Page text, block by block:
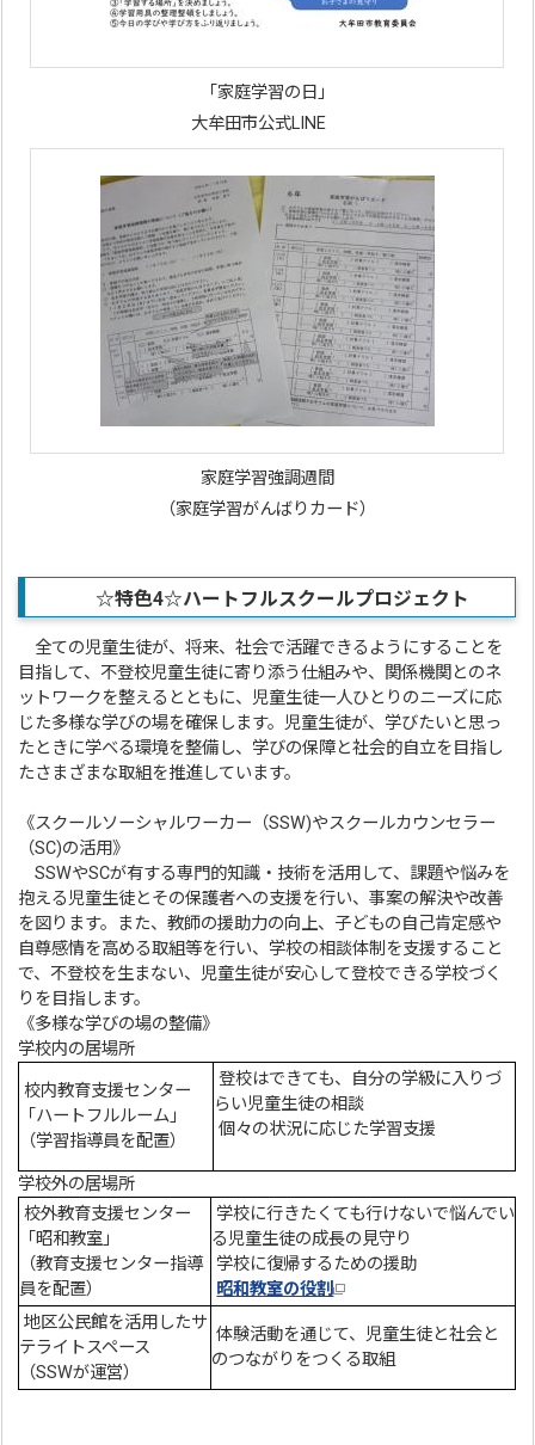
「家庭学習の日」
大牟田市公式LINE
家庭学習強調週間
（家庭学習がんばりカード）
☆特色4☆ハートフルスクールプロジェクト
全ての児童生徒が、将来、社会で活躍できるようにすることを
目指して、不登校児童生徒に寄り添う仕組みや、関係機関とのネ
ットワークを整えるとともに、児童生徒一人ひとりのニーズに応
じた多様な学びの場を確保します。児童生徒が、学びたいと思っ
たときに学べる環境を整備し、学びの保障と社会的自立を目指し
たさまざまな取組を推進しています。
《スクールソーシャルワーカー（SSW)やスクールカウンセラー
（SC)の活用》
SSWやSCが有する専門的知識・技術を活用して、課題や悩みを
抱える児童生徒とその保護者への支援を行い、事案の解決や改善
を図ります。また、教師の援助力の向上、子どもの自己肯定感や
自尊感情を高める取組等を行い、学校の相談体制を支援すること
で、不登校を生まない、児童生徒が安心して登校できる学校づく
りを目指します。
《多様な学びの場の整備》
学校内の居場所
校内教育支援センター
「ハートフルルーム」
（学習指導員を配置）
登校はできても、自分の学級に入りづ
らい児童生徒の相談
個々の状況に応じた学習支援
学校外の居場所
校外教育支援センター
「昭和教室」
（教育支援センター指導
員を配置）
学校に行きたくても行けないで悩んでい
る児童生徒の成長の見守り
学校に復帰するための援助
昭和教室の役割
地区公民館を活用したサ
テライトスペース
（SSWが運営）
体験活動を通じて、児童生徒と社会と
のつながりをつくる取組